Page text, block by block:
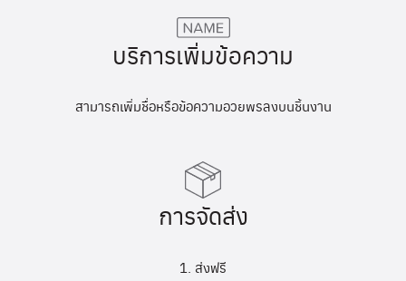
บริการเพิ่มข้อความ
สามารถเพิ่มชื่อหรือข้อความอวยพรลงบนชิ้นงาน
การจัดส่ง
1. ส่งฟรี